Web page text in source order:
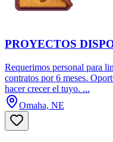
PROYECTOS
Requerimos personal para
contratos por 6 meses.
hacer crecer el tuyo. ...
Omaha, NE